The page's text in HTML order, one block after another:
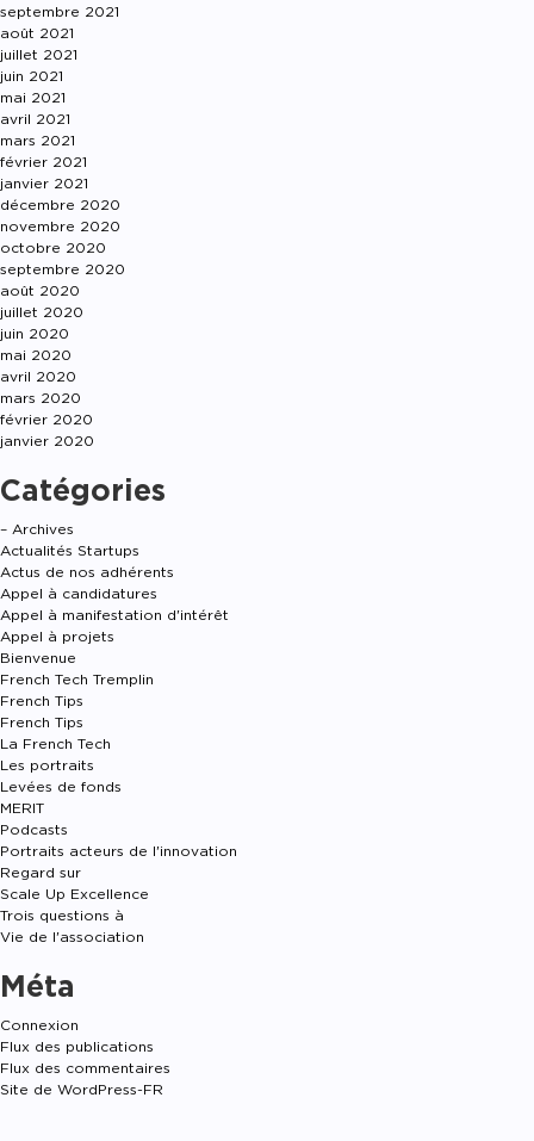
septembre 2021
août 2021
juillet 2021
juin 2021
mai 2021
avril 2021
mars 2021
février 2021
janvier 2021
décembre 2020
novembre 2020
octobre 2020
septembre 2020
août 2020
juillet 2020
juin 2020
mai 2020
avril 2020
mars 2020
février 2020
janvier 2020
Catégories
– Archives
Actualités Startups
Actus de nos adhérents
Appel à candidatures
Appel à manifestation d'intérêt
Appel à projets
Bienvenue
French Tech Tremplin
French Tips
French Tips
La French Tech
Les portraits
Levées de fonds
MERIT
Podcasts
Portraits acteurs de l'innovation
Regard sur
Scale Up Excellence
Trois questions à
Vie de l'association
Méta
Connexion
Flux des publications
Flux des commentaires
Site de WordPress-FR